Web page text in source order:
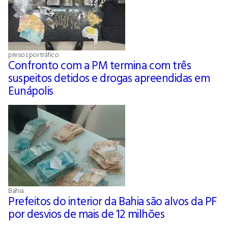
presos por tráfico
Confronto com a PM termina com três
suspeitos detidos e drogas apreendidas em
Eunápolis
Bahia
Prefeitos do interior da Bahia são alvos da PF
por desvios de mais de 12 milhões